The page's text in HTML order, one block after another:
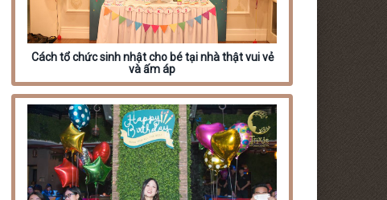
Cách tổ chức sinh nhật cho bé tại nhà thật vui vẻ
và ấm áp